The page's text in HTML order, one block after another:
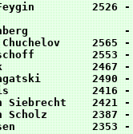
2526
2565
2553
2467 -
2490 -
2416
Siebrecht
Scholz       2387
2353 -